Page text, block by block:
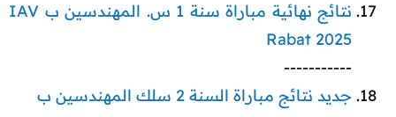
نتائج نهائية مباراة سنة 1 س. المهندسين ب IAV
Rabat 2025
-----------​
جديد نتائج مباراة السنة 2 سلك المهندسين ب